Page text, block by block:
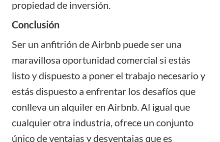
propiedad de inversión.
Conclusión
Ser un anfitrión de Airbnb puede ser una
maravillosa oportunidad comercial si estás
listo y dispuesto a poner el trabajo necesario y
estás dispuesto a enfrentar los desafíos que
conlleva un alquiler en Airbnb. Al igual que
cualquier otra industria, ofrece un conjunto
único de ventajas y desventajas que es